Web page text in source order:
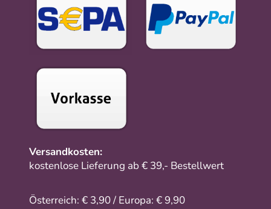
Versandkosten:
kostenlose Lieferung ab € 39,- Bestellwert
Österreich: € 3,90 / Europa: € 9,90